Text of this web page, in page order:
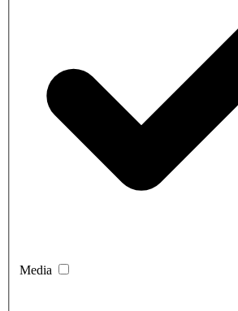
Media